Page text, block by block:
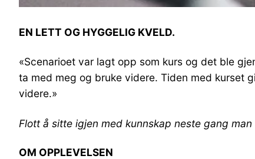
EN LETT OG HYGGELIG KVELD.
«Scenarioet var lagt opp som kurs og det ble
ta med meg og bruke videre. Tiden med kurset
videre.»
Flott å sitte igjen med kunnskap neste gang
OM OPPLEVELSEN